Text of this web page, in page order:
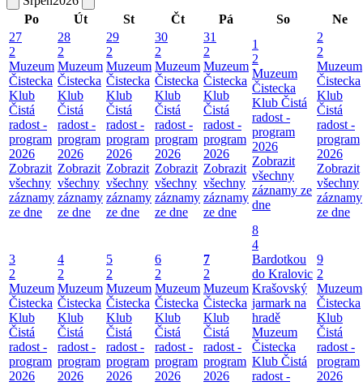
Po
Út St Čt Pá So
Ne
27
2
Muzeum
Čistecka
Klub
Čistá
radost -
program
2026
Zobrazit
všechny
záznamy
ze dne
28
2
Muzeum
Čistecka
Klub
Čistá
radost -
program
2026
Zobrazit
všechny
záznamy
ze dne
29
2
Muzeum
Čistecka
Klub
Čistá
radost -
program
2026
Zobrazit
všechny
záznamy
ze dne
30
2
Muzeum
Čistecka
Klub
Čistá
radost -
program
2026
Zobrazit
všechny
záznamy
ze dne
31
2
Muzeum
Čistecka
Klub
Čistá
radost -
program
2026
Zobrazit
všechny
záznamy
ze dne
1
2
Muzeum
Čistecka
Klub Čistá
radost -
program
2026
Zobrazit
všechny
záznamy ze
dne
2
2
Muzeum
Čistecka
Klub
Čistá
radost -
program
2026
Zobrazit
všechny
záznamy
ze dne
3
2
Muzeum
Čistecka
Klub
Čistá
radost -
program
2026
4
2
Muzeum
Čistecka
Klub
Čistá
radost -
program
2026
5
2
Muzeum
Čistecka
Klub
Čistá
radost -
program
2026
6
2
Muzeum
Čistecka
Klub
Čistá
radost -
program
2026
7
2
Muzeum
Čistecka
Klub
Čistá
radost -
program
2026
8
4
Bardotkou
do Kralovic
Krašovský
jarmark na
hradě
Muzeum
Čistecka
Klub Čistá
radost -
9
2
Muzeum
Čistecka
Klub
Čistá
radost -
program
2026